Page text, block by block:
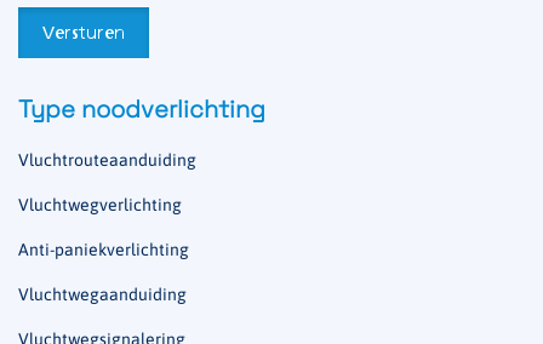
Type noodverlichting
Vluchtrouteaanduiding
Vluchtwegverlichting
Anti-paniekverlichting
Vluchtwegaanduiding
Vluchtwegsignalering